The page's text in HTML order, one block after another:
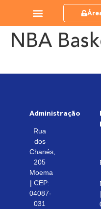
NBA
Administração
Rua
dos
Chanés,
205
Moema
| CEP:
04087-
031